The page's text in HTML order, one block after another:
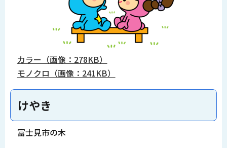
カラー（画像：278KB）
モノクロ（画像：241KB）
けやき
富士見市の木